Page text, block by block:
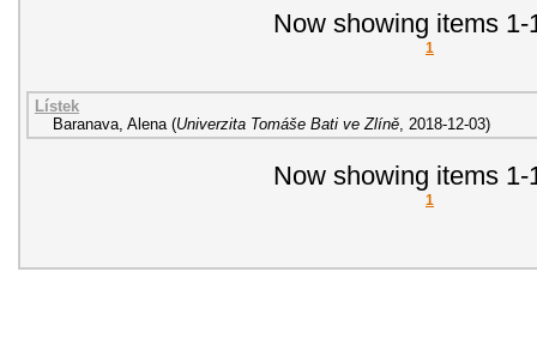
Now showing items 1-
1
Lístek
Baranava, Alena (Univerzita Tomáše Bati ve Zlíně, 2018-12-03)
Now showing items 1-
1